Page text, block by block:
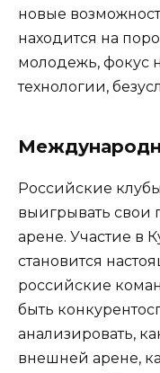
новые
находится на
молодежь, фокус
технологии,
Российские
выигрывать
арене. Участие в
становится
российские
быть
анализировать,
внешней арене,